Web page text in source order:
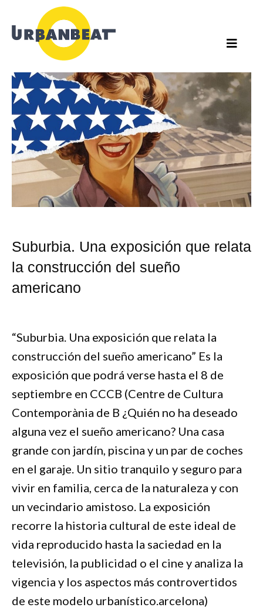
contenido
Suburbia. Una exposición que relata
la construcción del sueño
americano
“Suburbia. Una exposición que relata la
construcción del sueño americano” Es la
exposición que podrá verse hasta el 8 de
septiembre en CCCB (Centre de Cultura
Contemporània de B ¿Quién no ha deseado
alguna vez el sueño americano? Una casa
grande con jardín, piscina y un par de coches
en el garaje. Un sitio tranquilo y seguro para
vivir en familia, cerca de la naturaleza y con
un vecindario amistoso. La exposición
recorre la historia cultural de este ideal de
vida reproducido hasta la saciedad en la
televisión, la publicidad o el cine y analiza la
vigencia y los aspectos más controvertidos
de este modelo urbanístico.arcelona)